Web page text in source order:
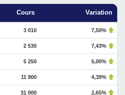
Cours Variation
3 010 7,50%
2 530 7,43%
5 250 5,00%
11 900 4,39%
31 000 2,65%